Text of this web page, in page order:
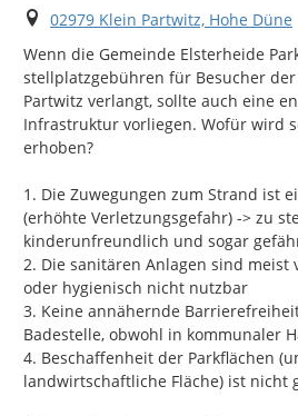
Ort
02979 Klein Partwitz, Hohe Düne
Wenn die Gemeinde Elsterheide
stellplatzgebühren für Besucher
Partwitz verlangt, sollte auch eine
Infrastruktur vorliegen. Wofür wird
erhoben?
1. Die Zuwegungen zum Strand ist
(erhöhte Verletzungsgefahr) -> zu
kinderunfreundlich und sogar
2. Die sanitären Anlagen sind meist
oder hygienisch nicht nutzbar
3. Keine annähernde
Badestelle, obwohl in kommunaler
4. Beschaffenheit der Parkflächen
landwirtschaftliche Fläche) ist nicht